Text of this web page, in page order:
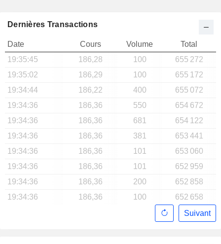
Dernières Transactions
Date Cours Volume
Total
19:35:45
186,28 100
655 272
19:35:02
186,29 100
655 172
19:34:44
186,22 400
655 072
19:34:36
186,36 550
654 672
19:34:36
186,36 681
654 122
19:34:36
186,36 381
653 441
19:34:36
186,36 101
653 060
19:34:36
186,36 101
652 959
19:34:36
186,36 200
652 858
19:34:36
186,36 100
652 658
Suivant